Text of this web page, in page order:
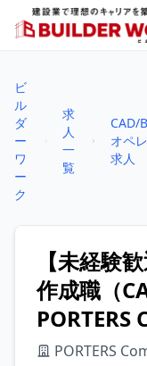
ビ
ル
ダ
ー
ワ
ー
ク
求
人
一
覧
CAD/
オペ
求人
【未経験
作成職（
PORTERS